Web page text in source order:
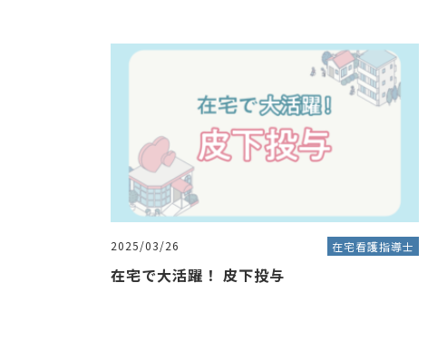
2025/03/26 在宅看護指導士
在宅で大活躍！ 皮下投与